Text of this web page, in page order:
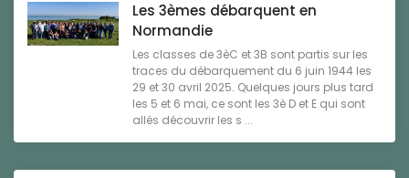
Les 3èmes débarquent en
Normandie
Les classes de 3èC et 3B sont partis sur les
traces du débarquement du 6 juin 1944 les
29 et 30 avril 2025. Quelques jours plus tard
les 5 et 6 mai, ce sont les 3è D et E qui sont
allés découvrir les s ...